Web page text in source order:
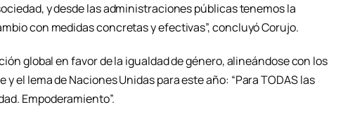
y desde las administraciones públicas tenemos la
con medidas concretas y efectivas”, concluyó Corujo.
global en favor de la igualdad de género, alineándose con los
el lema de Naciones Unidas para este año: “Para TODAS las
Empoderamiento”.